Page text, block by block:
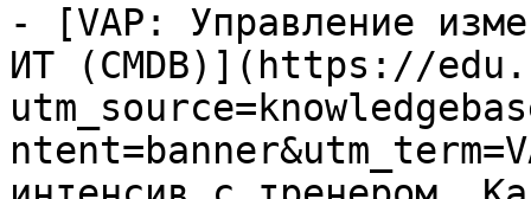
- [VAP: Управление
ИТ (CMDB)](https://